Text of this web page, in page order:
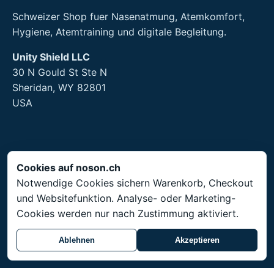
Schweizer Shop fuer Nasenatmung, Atemkomfort,
Hygiene, Atemtraining und digitale Begleitung.
Unity Shield LLC
30 N Gould St Ste N
Sheridan, WY 82801
USA
Impressum
AGB
Datenschutz
Rueckgabe
Cookies auf noson.ch
Notwendige Cookies sichern Warenkorb, Checkout
und Websitefunktion. Analyse- oder Marketing-
Cookies werden nur nach Zustimmung aktiviert.
Ablehnen Akzeptieren